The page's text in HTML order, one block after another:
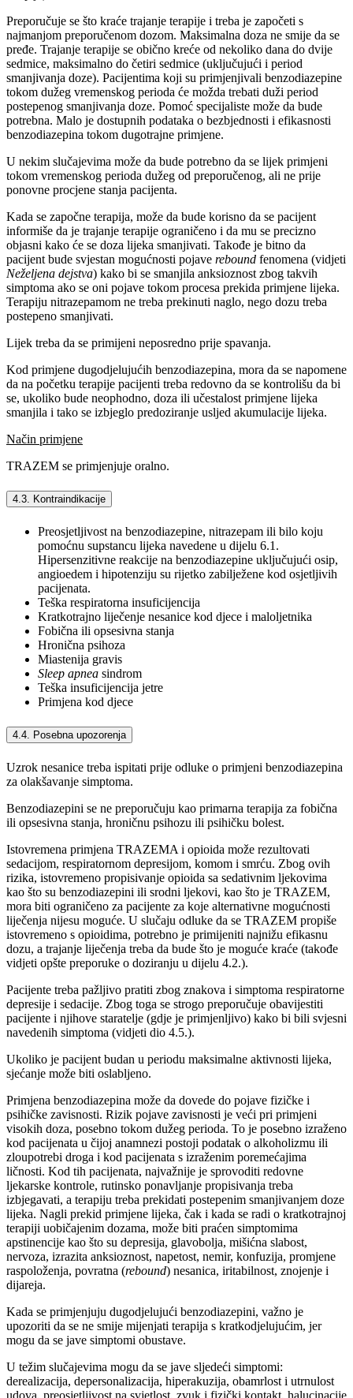
Preporučuje se što kraće trajanje terapije i treba je započeti s
najmanjom preporučenom dozom. Maksimalna doza ne smije da se
pređe. Trajanje terapije se obično kreće od nekoliko dana do dvije
sedmice, maksimalno do četiri sedmice (uključujući i period
smanjivanja doze). Pacijentima koji su primjenjivali benzodiazepine
tokom dužeg vremenskog perioda će možda trebati duži period
postepenog smanjivanja doze. Pomoć specijaliste može da bude
potrebna. Malo je dostupnih podataka o bezbjednosti i efikasnosti
benzodiazepina tokom dugotrajne primjene.
U nekim slučajevima može da bude potrebno da se lijek primjeni
tokom vremenskog perioda dužeg od preporučenog, ali ne prije
ponovne procjene stanja pacijenta.
Kada se započne terapija, može da bude korisno da se pacijent
informiše da je trajanje terapije ograničeno i da mu se precizno
objasni kako će se doza lijeka smanjivati. Takođe je bitno da
pacijent bude svjestan mogućnosti pojave rebound fenomena (vidjeti
Neželjena dejstva) kako bi se smanjila anksioznost zbog takvih
simptoma ako se oni pojave tokom procesa prekida primjene lijeka.
Terapiju nitrazepamom ne treba prekinuti naglo, nego dozu treba
postepeno smanjivati.
Lijek treba da se primijeni neposredno prije spavanja.
Kod primjene dugodjelujućih benzodiazepina, mora da se napomene
da na početku terapije pacijenti treba redovno da se kontrolišu da bi
se, ukoliko bude neophodno, doza ili učestalost primjene lijeka
smanjila i tako se izbjeglo predoziranje usljed akumulacije lijeka.
Način primjene
TRAZEM se primjenjuje oralno.
4.3. Kontraindikacije
Preosjetljivost na benzodiazepine, nitrazepam ili bilo koju
pomoćnu supstancu lijeka navedene u dijelu 6.1.
Hipersenzitivne reakcije na benzodiazepine uključujući osip,
angioedem i hipotenziju su rijetko zabilježene kod osjetljivih
pacijenata.
Teška respiratorna insuficijencija
Kratkotrajno liječenje nesanice kod djece i maloljetnika
Fobična ili opsesivna stanja
Hronična psihoza
Miastenija gravis
Sleep apnea sindrom
Teška insuficijencija jetre
Primjena kod djece
4.4. Posebna upozorenja
Uzrok nesanice treba ispitati prije odluke o primjeni benzodiazepina
za olakšavanje simptoma.
Benzodiazepini se ne preporučuju kao primarna terapija za fobična
ili opsesivna stanja, hroničnu psihozu ili psihičku bolest.
Istovremena primjena TRAZEMA i opioida može rezultovati
sedacijom, respiratornom depresijom, komom i smrću. Zbog ovih
rizika, istovremeno propisivanje opioida sa sedativnim ljekovima
kao što su benzodiazepini ili srodni ljekovi, kao što je TRAZEM,
mora biti ograničeno za pacijente za koje alternativne mogućnosti
liječenja nijesu moguće. U slučaju odluke da se TRAZEM propiše
istovremeno s opioidima, potrebno je primijeniti najnižu efikasnu
dozu, a trajanje liječenja treba da bude što je moguće kraće (takođe
vidjeti opšte preporuke o doziranju u dijelu 4.2.).
Pacijente treba pažljivo pratiti zbog znakova i simptoma respiratorne
depresije i sedacije. Zbog toga se strogo preporučuje obavijestiti
pacijente i njihove staratelje (gdje je primjenljivo) kako bi bili svjesni
navedenih simptoma (vidjeti dio 4.5.).
Ukoliko je pacijent budan u periodu maksimalne aktivnosti lijeka,
sjećanje može biti oslabljeno.
Primjena benzodiazepina može da dovede do pojave fizičke i
psihičke zavisnosti. Rizik pojave zavisnosti je veći pri primjeni
visokih doza, posebno tokom dužeg perioda. To je posebno izraženo
kod pacijenata u čijoj anamnezi postoji podatak o alkoholizmu ili
zloupotrebi droga i kod pacijenata s izraženim poremećajima
ličnosti. Kod tih pacijenata, najvažnije je sprovoditi redovne
ljekarske kontrole, rutinsko ponavljanje propisivanja treba
izbjegavati, a terapiju treba prekidati postepenim smanjivanjem doze
lijeka. Nagli prekid primjene lijeka, čak i kada se radi o kratkotrajnoj
terapiji uobičajenim dozama, može biti praćen simptomima
apstinencije kao što su depresija, glavobolja, mišićna slabost,
nervoza, izrazita anksioznost, napetost, nemir, konfuzija, promjene
raspoloženja, povratna (rebound) nesanica, iritabilnost, znojenje i
dijareja.
Kada se primjenjuju dugodjelujući benzodiazepini, važno je
upozoriti da se ne smije mijenjati terapija s kratkodjelujućim, jer
mogu da se jave simptomi obustave.
U težim slučajevima mogu da se jave sljedeći simptomi:
derealizacija, depersonalizacija, hiperakuzija, obamrlost i utrnulost